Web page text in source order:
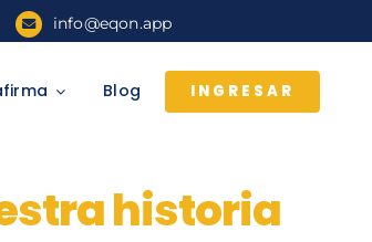
info@eqon.app
Blog INGRESAR
historia